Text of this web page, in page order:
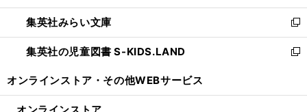
開
く
ウ
で
開
く
ン
ド
ウ
で
ウ
ィ
ン
ド
開
集英社みらい文庫
新
し
い
ン
集英社の児童図書 S-KIDS.LAND
新
ウ
オンラインストア・ その他WEBサービス